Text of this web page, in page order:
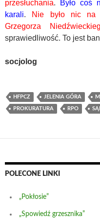
przesłuchania.
Było coś
karali.
Nie było nic na
Grzegorza
sprawiedliwość. To jest
socjolog
HFPCZ JELENIA GÓRA
PROKURATURA RPO
POLECONE LINKI
„Pokłosie”
„Spowiedź grzesznika”